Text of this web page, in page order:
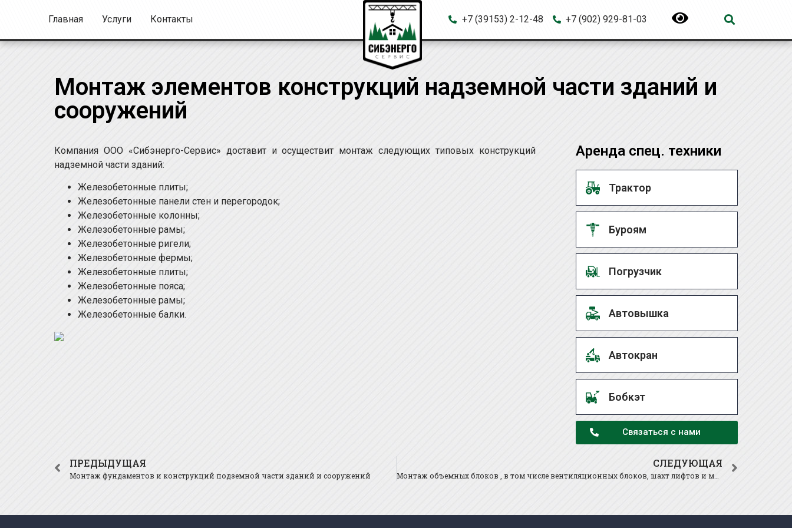
Главная Услуги Контакты +7 (39153) 2-12-48 +7 (902) 929-81-03
Монтаж элементов конструкций надземной части зданий и
сооружений
Компания ООО «Сибэнерго-Сервис» доставит и осуществит монтаж следующих типовых конструкций
надземной части зданий:
Железобетонные плиты;
Железобетонные панели стен и перегородок;
Железобетонные колонны;
Железобетонные рамы;
Железобетонные ригели;
Железобетонные фермы;
Железобетонные плиты;
Железобетонные пояса;
Железобетонные рамы;
Железобетонные балки.
Аренда спец. техники
Трактор
Буроям
Погрузчик
Автовышка
Автокран
Бобкэт
Связаться с нами
ПРЕДЫДУЩАЯ
Монтаж фундаментов и конструкций подземной части зданий и сооружений
СЛЕДУЮЩАЯ
Монтаж объемных блоков , в том числе вентиляционных блоков, шахт лифтов и мусоропроводов.